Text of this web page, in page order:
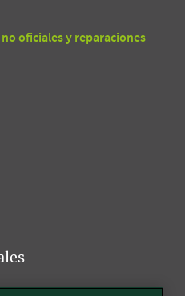
oficiales y reparaciones